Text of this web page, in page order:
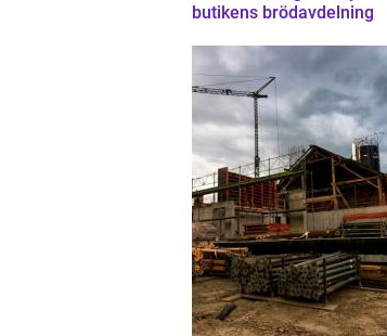
butikens brödavdelning